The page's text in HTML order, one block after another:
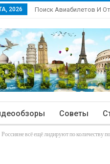
2026 Поиск Авиабилетов И
Советы
Россияне всё ещё лидируют по количеству